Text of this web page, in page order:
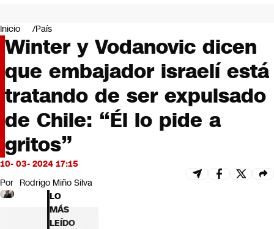
Negocios
Deportes
Programas completos
Cultura
Servicios
Bits
CNN tiempo
Futuro 360
Opinión
Inicio País
Winter y Vodanovic dicen
que embajador israelí está
tratando de ser expulsado
de Chile: “Él lo pide a
gritos”
10- 03- 2024 17:15
Por Rodrigo Miño Silva
LO
MÁS
LEÍDO